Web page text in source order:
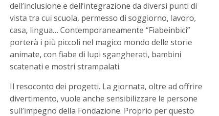
dell’inclusione e dell’integrazione da diversi punti di
vista tra cui scuola, permesso di soggiorno, lavoro,
casa, lingua… Contemporaneamente “Fiabeinbici”
porterà i più piccoli nel magico mondo delle storie
animate, con fiabe di lupi sgangherati, bambini
scatenati e mostri strampalati.
Il resoconto dei progetti. La giornata, oltre ad offrire
divertimento, vuole anche sensibilizzare le persone
sull’impegno della Fondazione. Proprio per questo